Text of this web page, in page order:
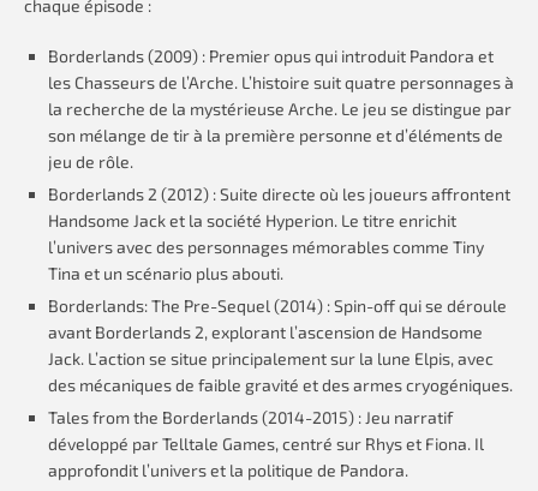
chaque épisode :
Borderlands (2009) : Premier opus qui introduit Pandora et
les Chasseurs de l’Arche. L’histoire suit quatre personnages à
la recherche de la mystérieuse Arche. Le jeu se distingue par
son mélange de tir à la première personne et d’éléments de
jeu de rôle.
Borderlands 2 (2012) : Suite directe où les joueurs affrontent
Handsome Jack et la société Hyperion. Le titre enrichit
l’univers avec des personnages mémorables comme Tiny
Tina et un scénario plus abouti.
Borderlands: The Pre-Sequel (2014) : Spin-off qui se déroule
avant Borderlands 2, explorant l’ascension de Handsome
Jack. L’action se situe principalement sur la lune Elpis, avec
des mécaniques de faible gravité et des armes cryogéniques.
Tales from the Borderlands (2014-2015) : Jeu narratif
développé par Telltale Games, centré sur Rhys et Fiona. Il
approfondit l’univers et la politique de Pandora.